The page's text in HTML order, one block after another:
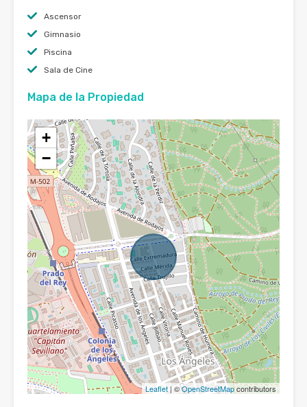
Ascensor
Gimnasio
Piscina
Sala de Cine
Mapa de la Propiedad
+
−
Leaflet | ©OpenStreetMapcontributors